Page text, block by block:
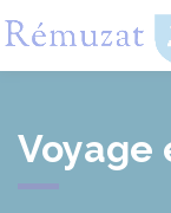
Voyage